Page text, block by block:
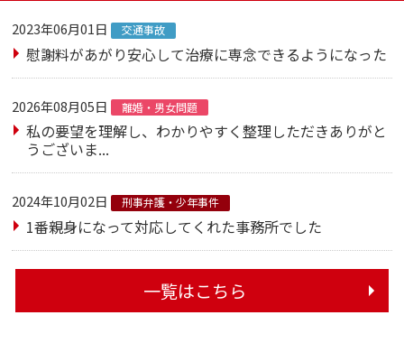
2023年06月01日 交通事故
慰謝料があがり安心して治療に専念できるようになった
2026年08月05日 離婚・男女問題
私の要望を理解し、わかりやすく整理しただきありがと
うございま...
2024年10月02日 刑事弁護・少年事件
1番親身になって対応してくれた事務所でした
一覧はこちら